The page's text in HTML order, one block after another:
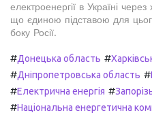
електроенергії в Україні
що єдиною підставою для
боку Росії.
#Донецька область #
#Дніпропетровська область #
#Електрична енергія #
#Національна енергетична